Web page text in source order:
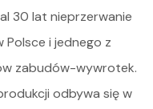
30 lat nieprzerwanie
Polsce i jednego z
zabudów-wywrotek.
odbywa się w